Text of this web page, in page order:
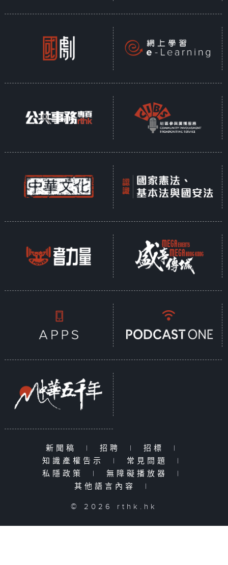
新聞稿 | 招聘 | 招標
|
知識產權告示
| 常見問題
|
私隱政策
| 無障礙播放器
|
其他語言內容
|
© 2026 rthk.hk